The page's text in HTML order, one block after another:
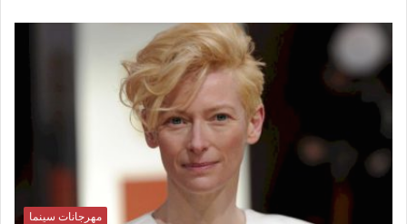
مهرجانات سينما